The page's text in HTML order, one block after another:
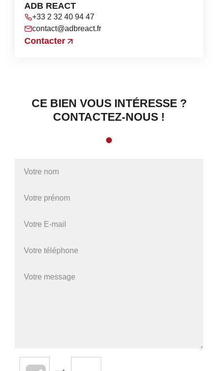
ADB REACT
+33 2 32 40 94 47
contact@adbreact.fr
Contacter
CE BIEN VOUS INTÉRESSE ?
CONTACTEZ-NOUS !